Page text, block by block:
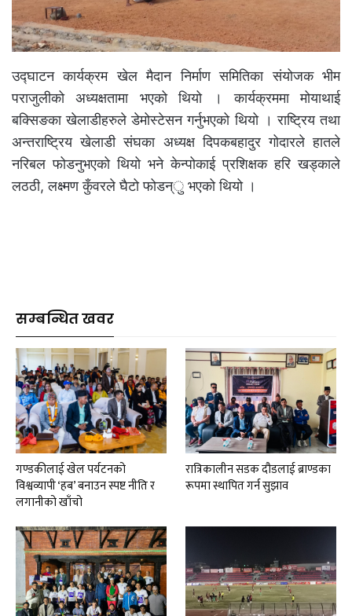
उद्घाटन कार्यक्रम खेल मैदान निर्माण समितिका संयोजक भीम
पराजुलीको अध्यक्षतामा भएको थियो । कार्यक्रममा मोयाथाई
बक्सिङका खेलाडीहरुले डेमोस्टेसन गर्नुभएको थियो । राष्ट्रिय तथा
अन्तराष्ट्रिय खेलाडी संघका अध्यक्ष दिपकबहादुर गोदारले हातले
नरिबल फोडनुभएको थियो भने केन्पोकाई प्रशिक्षक हरि खड्काले
लठठी, लक्ष्मण कुँवरले घैटो फोडन्ु भएको थियो ।
सम्बन्धित खवर
गण्डकीलाई खेल पर्यटनको
विश्वव्यापी ‘हब’ बनाउन स्पष्ट नीति र
लगानीको खाँचो
रात्रिकालीन सडक दौडलाई ब्राण्डका
रूपमा स्थापित गर्न सुझाव